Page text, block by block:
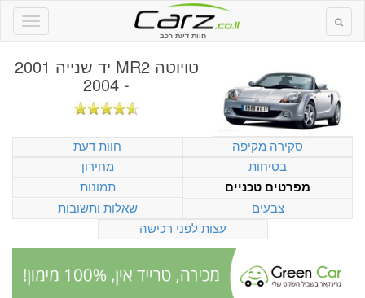
חוות דעת רכב
טויוטה MR2 יד שנייה 2001
- 2004
סקירה מקיפה
חוות דעת
בטיחות
מחירון
מפרטים טכניים
תמונות
צבעים
שאלות ותשובות
עצות לפני רכישה